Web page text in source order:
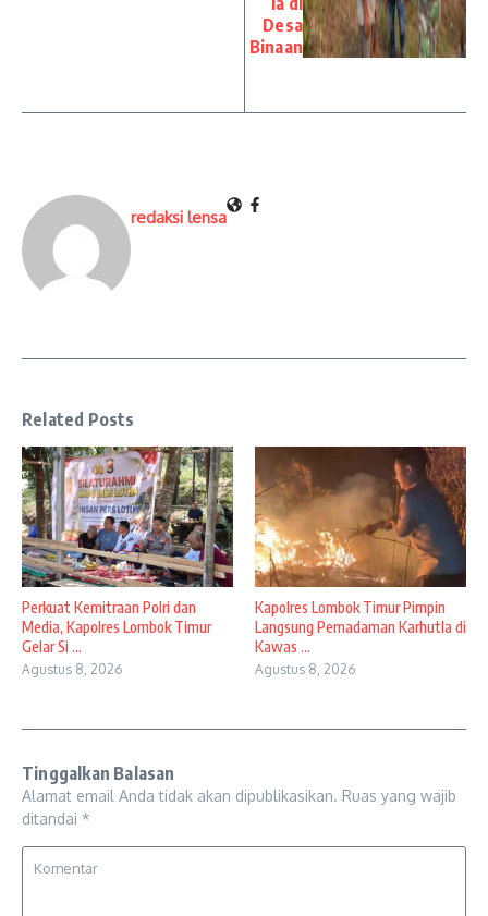
Desa
Binaan
redaksi lensa
Related Posts
Perkuat Kemitraan Polri dan
Media, Kapolres Lombok Timur
Gelar Si ...
Agustus 8, 2026
Kapolres Lombok Timur Pimpin
Langsung Pemadaman Karhutla di
Kawas ...
Agustus 8, 2026
Tinggalkan Balasan
Alamat email Anda tidak akan dipublikasikan. Ruas yang wajib
ditandai *